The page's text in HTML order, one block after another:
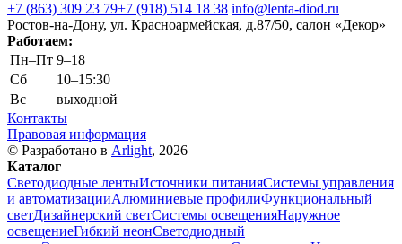
+7 (863) 309 23 79+7 (918) 514 18 38 info@lenta-diod.ru
Ростов-на-Дону, ул. Красноармейская, д.87/50, салон «Декор»
Работаем:
Пн–Пт 9–18
Сб
10–15:30
Вс
выходной
Контакты
Правовая информация
© Разработано в Arlight, 2026
Каталог
Светодиодные лентыИсточники питанияСистемы управления
и автоматизацииАлюминиевые профилиФункциональный
светДизайнерский светСистемы освещенияНаружное
освещениеГибкий неонСветодиодный